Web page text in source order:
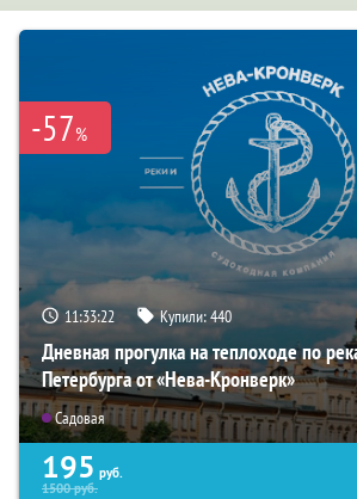
-57%
11:33:21 Купили:440
Дневная прогулка на теплоходе по
Петербурга от «Нева-Кронверк»
Садовая
195 руб.
1500руб.